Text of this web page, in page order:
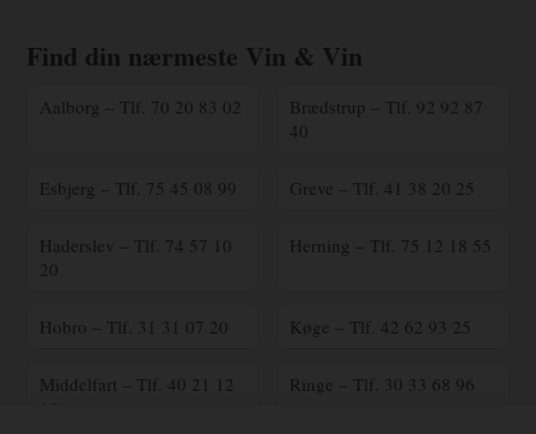
Find din nærmeste Vin & Vin
Aalborg – Tlf. 70 20 83 02
Brædstrup – Tlf. 92 92 87
40
Esbjerg – Tlf. 75 45 08 99 Greve – Tlf. 41 38 20 25
Haderslev – Tlf. 74 57 10
20
Herning – Tlf. 75 12 18 55
Hobro – Tlf. 31 31 07 20 Køge – Tlf. 42 62 93 25
Middelfart – Tlf. 40 21 12
Ringe – Tlf. 30 33 68 96